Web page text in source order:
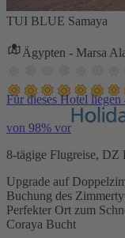
TUI BLUE Samaya
Ägypten - Marsa
Für dieses Hotel
von 98% vor
8-tägige Flugreise,
Upgrade auf
Buchung des
Perfekter Ort zum
Coraya Bucht